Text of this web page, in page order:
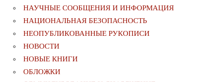
НАУЧНЫЕ СООБЩЕНИЯ И ИНФОРМАЦИЯ
НАЦИОНАЛЬНАЯ БЕЗОПАСНОСТЬ
НЕОПУБЛИКОВАННЫЕ РУКОПИСИ
НОВОСТИ
НОВЫЕ КНИГИ
ОБЛОЖКИ